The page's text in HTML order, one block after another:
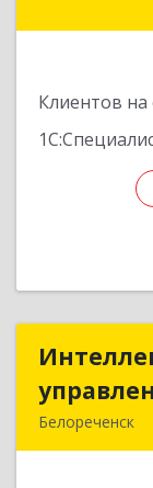
Клиентов
Белореченск